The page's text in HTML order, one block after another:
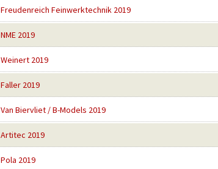
Freudenreich Feinwerktechnik 2019
NME 2019
Weinert 2019
Faller 2019
Van Biervliet / B-Models 2019
Artitec 2019
Pola 2019